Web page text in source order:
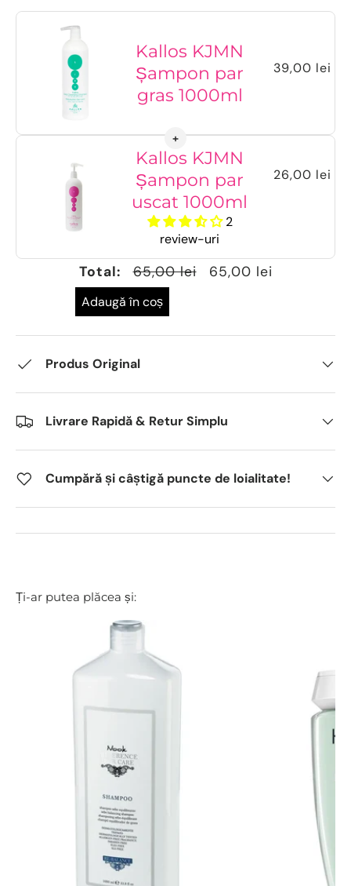
Kallos KJMN
Șampon par
gras 1000ml
39,00 lei
Kallos KJMN
Șampon par
uscat 1000ml
2
review-uri
26,00 lei
Total: 65,00 lei 65,00 lei
Adaugă în coș
Produs Original
Livrare Rapidă & Retur Simplu
Cumpără și câștigă puncte de loialitate!
Ți-ar putea plăcea și: